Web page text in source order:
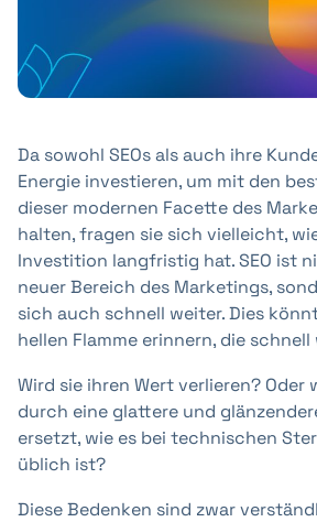
Nachricht senden
Da sowohl SEOs als auch ihre
Energie investieren, um mit den
dieser modernen Facette des
halten, fragen sie sich vielleicht,
Investition langfristig hat. SEO ist
neuer Bereich des Marketings,
sich auch schnell weiter. Dies
hellen Flamme erinnern, die
Wird sie ihren Wert verlieren? Oder
durch eine glattere und
ersetzt, wie es bei technischen
üblich ist?
Diese Bedenken sind zwar